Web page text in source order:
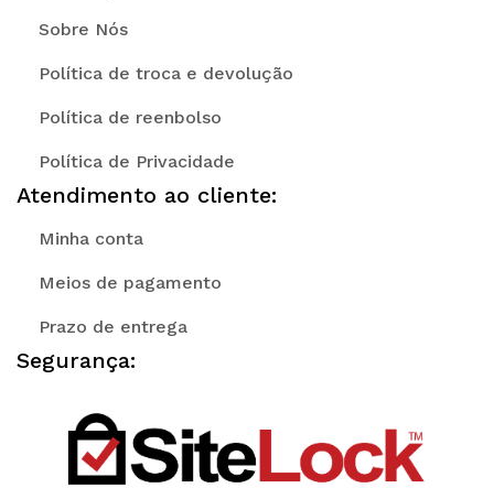
Sobre Nós
Política de troca e devolução
Política de reenbolso
Política de Privacidade
Atendimento ao cliente:
Minha conta
Meios de pagamento
Prazo de entrega
Segurança: